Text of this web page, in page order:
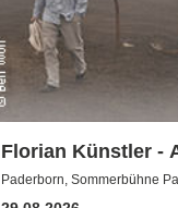
Florian Künstler -
geliehen - Tour
Paderborn, Sommerbühne